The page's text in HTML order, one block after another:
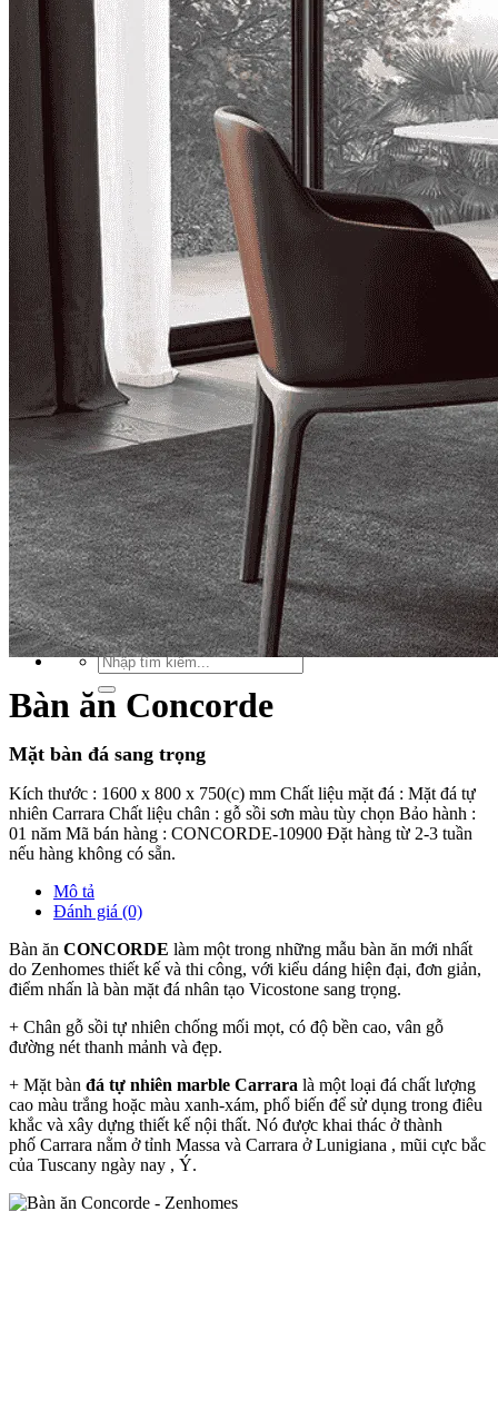
Thi công Nội thất showroom
Thi công Nội thất phòng gym
Thi công Nội thất nhà hàng
Công trình khác
Nội thất
Tủ bếp
Tủ quần áo
Cửa nội thất
Ốp tường trang trí
Sofa
Bàn thờ
Ngôi nhà thông minh
Vách ngăn phòng
Bàn làm việc
Sàn gỗ, ốp cầu thang
Giường ngủ
Bàn ghế ăn
Tủ tivi
Phụ kiện nội thất
Catalogue nội thất
Tin tức
Khuyến mãi
Blog nội thất
Giải pháp thi công
Xu hướng nội thất
Tiêu chuẩn thiết kế
Bảng giá nội thất
Tuyển dụng
Tìm
kiếm:
Tìm
kiếm:
Bàn ăn Concorde
Mặt bàn đá sang trọng
Kích thước : 1600 x 800 x 750(c) mm Chất liệu mặt đá : Mặt đá tự
nhiên Carrara Chất liệu chân : gỗ sồi sơn màu tùy chọn Bảo hành :
01 năm Mã bán hàng : CONCORDE-10900 Đặt hàng từ 2-3 tuần
nếu hàng không có sẵn.
Mô tả
Đánh giá (0)
Bàn ăn CONCORDE làm một trong những mẫu bàn ăn mới nhất
do Zenhomes thiết kế và thi công, với kiểu dáng hiện đại, đơn giản,
điểm nhấn là bàn mặt đá nhân tạo Vicostone sang trọng.
+ Chân gỗ sồi tự nhiên chống mối mọt, có độ bền cao, vân gỗ
đường nét thanh mảnh và đẹp.
+ Mặt bàn đá tự nhiên marble Carrara là một loại đá chất lượng
cao màu trắng hoặc màu xanh-xám, phổ biến để sử dụng trong điêu
khắc và xây dựng thiết kế nội thất. Nó được khai thác ở thành
phố Carrara nằm ở tỉnh Massa và Carrara ở Lunigiana , mũi cực bắc
của Tuscany ngày nay , Ý.